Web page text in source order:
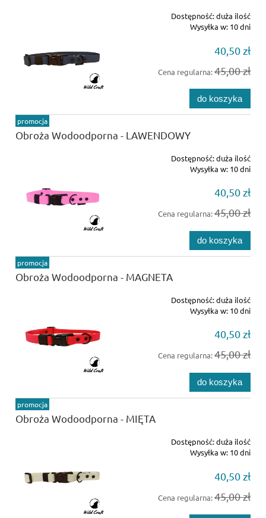
Dostępność:duża ilość
Wysyłka w: 10 dni
40,50 zł
Cena regularna:45,00 zł
do koszyka
Obroża Wodoodporna - LAWENDOWY
Dostępność:duża ilość
Wysyłka w: 10 dni
40,50 zł
Cena regularna:45,00 zł
do koszyka
promocja
Obroża Wodoodporna - MAGNETA
Dostępność:duża ilość
Wysyłka w: 10 dni
40,50 zł
Cena regularna:45,00 zł
do koszyka
promocja
Obroża Wodoodporna - MIĘTA
Dostępność:duża ilość
Wysyłka w: 10 dni
40,50 zł
Cena regularna:45,00 zł
promocja